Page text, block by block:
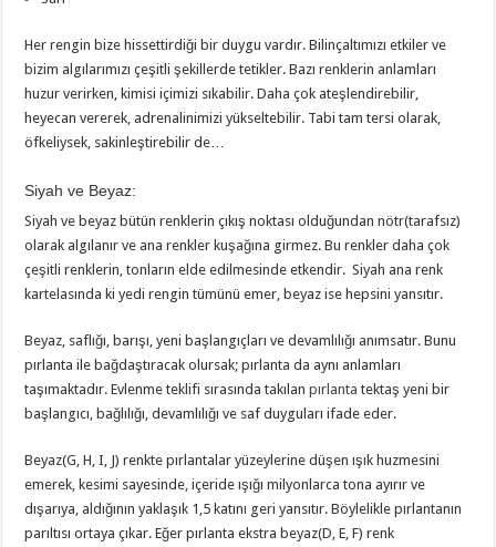
Her rengin bize hissettirdiği bir duygu vardır. Bilinçaltımızı etkiler ve
bizim algılarımızı çeşitli şekillerde tetikler. Bazı renklerin anlamları
huzur verirken, kimisi içimizi sıkabilir. Daha çok ateşlendirebilir,
heyecan vererek, adrenalinimizi yükseltebilir. Tabi tam tersi olarak,
öfkeliysek, sakinleştirebilir de…
Siyah ve Beyaz:
Siyah ve beyaz bütün renklerin çıkış noktası olduğundan nötr(tarafsız)
olarak algılanır ve ana renkler kuşağına girmez. Bu renkler daha çok
çeşitli renklerin, tonların elde edilmesinde etkendir. Siyah ana renk
kartelasında ki yedi rengin tümünü emer, beyaz ise hepsini yansıtır.
Beyaz, saflığı, barışı, yeni başlangıçları ve devamlılığı anımsatır. Bunu
pırlanta ile bağdaştıracak olursak; pırlanta da aynı anlamları
taşımaktadır. Evlenme teklifi sırasında takılanpırlanta tektaş yeni bir
başlangıcı, bağlılığı, devamlılığı ve saf duyguları ifade eder.
Beyaz(G, H, I, J) renkte pırlantalar yüzeylerine düşen ışık huzmesini
emerek, kesimi sayesinde, içeride ışığı milyonlarca tona ayırır ve
dışarıya, aldığının yaklaşık 1,5 katını geri yansıtır. Böylelikle pırlantanın
parıltısı ortaya çıkar. Eğer pırlanta ekstra beyaz(D, E, F) renk